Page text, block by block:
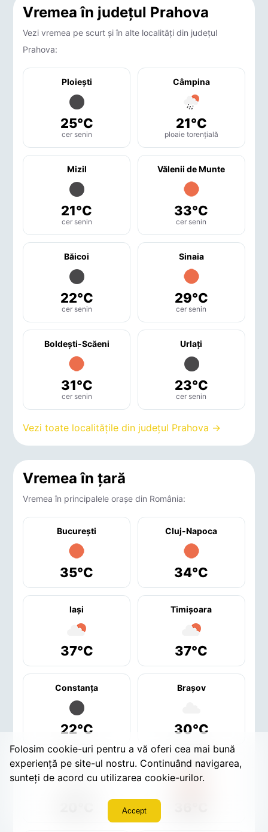
Vremea în județul Prahova
Vezi vremea pe scurt și în alte localități din județul
Prahova:
Ploieşti
25°C
cer senin
Câmpina
21°C
ploaie torențială
Mizil
21°C
cer senin
Vălenii de Munte
33°C
cer senin
Băicoi
22°C
cer senin
Sinaia
29°C
cer senin
Boldeşti-Scăeni
31°C
cer senin
Urlaţi
23°C
cer senin
Vezi toate localitățile din județul Prahova →
Vremea în țară
Vremea în principalele orașe din România:
București
35°C
Cluj-Napoca
34°C
Iaşi
37°C
Timişoara
37°C
Constanţa
22°C
Braşov
30°C
Sibiu Craiova
Folosim cookie-uri pentru a vă oferi cea mai bună
experiență pe site-ul nostru. Continuând navigarea,
sunteți de acord cu utilizarea cookie-urilor.
Accept